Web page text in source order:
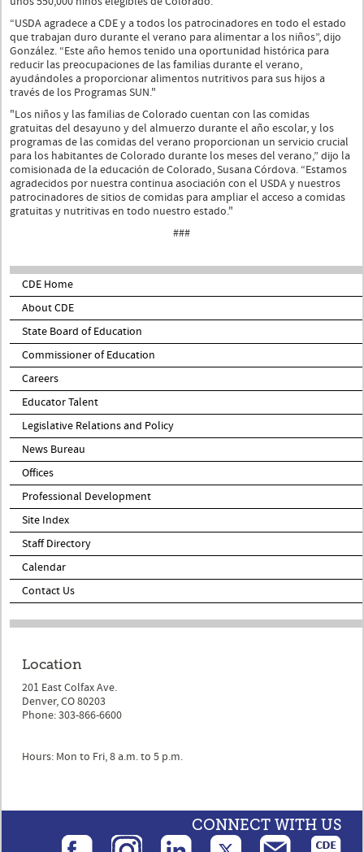
“USDA agradece a CDE y a todos los patrocinadores en todo el estado
que trabajan duro durante el verano para alimentar a los niños”, dijo
González. “Este año hemos tenido una oportunidad histórica para
reducir las preocupaciones de las familias durante el verano,
ayudándoles a proporcionar alimentos nutritivos para sus hijos a
través de los Programas SUN."
"Los niños y las familias de Colorado cuentan con las comidas
gratuitas del desayuno y del almuerzo durante el año escolar, y los
programas de las comidas del verano proporcionan un servicio crucial
para los habitantes de Colorado durante los meses del verano,” dijo la
comisionada de la educación de Colorado, Susana Córdova. “Estamos
agradecidos por nuestra continua asociación con el USDA y nuestros
patrocinadores de sitios de comidas para ampliar el acceso a comidas
gratuitas y nutritivas en todo nuestro estado."
###
CDE Home
About CDE
State Board of Education
Commissioner of Education
Careers
Educator Talent
Legislative Relations and Policy
News Bureau
Offices
Professional Development
Site Index
Staff Directory
Calendar
Contact Us
Location
201 East Colfax Ave.
Denver, CO 80203
Phone: 303-866-6600
Hours: Mon to Fri, 8 a.m. to 5 p.m.
CONNECT WITH US